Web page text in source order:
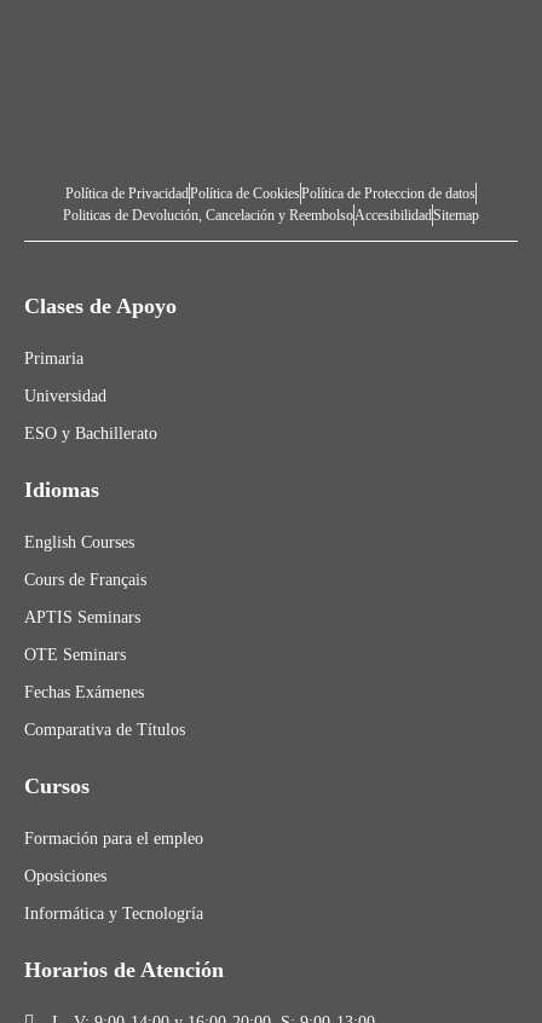
Política de PrivacidadPolítica de CookiesPolítica de Proteccion de datos
Politicas de Devolución, Cancelación y ReembolsoAccesibilidadSitemap
Clases de Apoyo
Primaria
Universidad
ESO y Bachillerato
Idiomas
English Courses
Cours de Français
APTIS Seminars
OTE Seminars
Fechas Exámenes
Comparativa de Títulos
Cursos
Formación para el empleo
Oposiciones
Informática y Tecnologría
Horarios de Atención